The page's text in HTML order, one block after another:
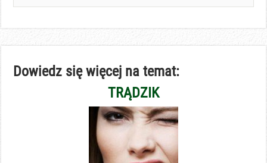
Dowiedz się więcej na temat:
TRĄDZIK